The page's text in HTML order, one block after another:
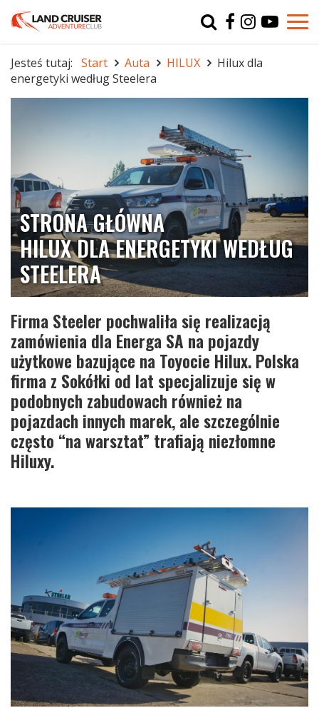
Jesteś tutaj: Start Auta HILUX
Hilux dla
energetyki według Steelera
STRONA GŁÓWNA
HILUX DLA ENERGETYKI WEDŁUG
STEELERA
Firma Steeler pochwaliła się realizacją
zamówienia dla Energa SA na pojazdy
użytkowe bazujące na Toyocie Hilux. Polska
firma z Sokółki od lat specjalizuje się w
podobnych zabudowach również na
pojazdach innych marek, ale szczególnie
często “na warsztat” trafiają niezłomne
Hiluxy.